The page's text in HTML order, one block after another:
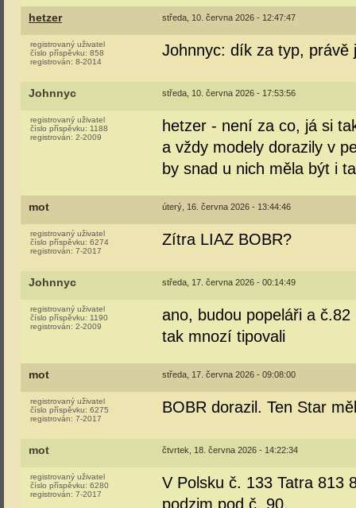
hetzer středa, 10. června 2026 - 12:47:47
registrovaný uživatel
číslo příspěvku: 858
registrován: 8-2014
Johnnyc: dík za typ, právě
Johnnyc středa, 10. června 2026 - 17:53:56
registrovaný uživatel
číslo příspěvku: 1188
registrován: 2-2009
hetzer - není za co, já si
a vždy modely dorazily v
by snad u nich měla být i
mot úterý, 16. června 2026 - 13:44:46
registrovaný uživatel
číslo příspěvku: 6274
registrován: 7-2017
Zítra LIAZ BOBR?
Johnnyc středa, 17. června 2026 - 00:14:49
registrovaný uživatel
číslo příspěvku: 1190
registrován: 2-2009
ano, budou popeláři a
tak mnozí tipovali
mot středa, 17. června 2026 - 09:08:00
registrovaný uživatel
číslo příspěvku: 6275
registrován: 7-2017
BOBR dorazil. Ten Star
mot čtvrtek, 18. června 2026 - 14:22:34
registrovaný uživatel
číslo příspěvku: 6280
registrován: 7-2017
V Polsku č. 133 Tatra 813
podzim pod č. 90.